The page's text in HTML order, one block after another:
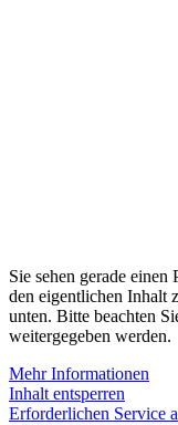
Sie sehen gerade einen
den eigentlichen Inhalt
unten. Bitte beachten
weitergegeben werden.
Mehr Informationen
Inhalt entsperren
Erforderlichen Service